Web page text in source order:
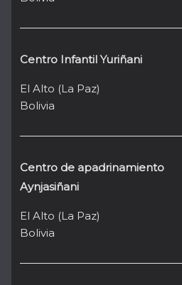
Centro Infantil Yuriñani
El Alto (La Paz)
Bolivia
Centro de apadrinamiento
Aynjasiñani
El Alto (La Paz)
Bolivia